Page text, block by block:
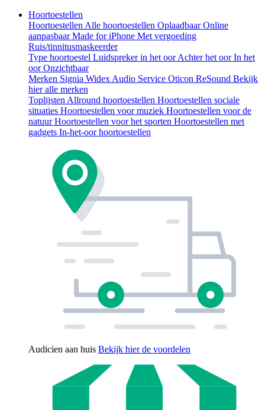
Hoortoestellen
Hoortoestellen Alle hoortoestellen OplaadbaarOnline
aanpasbaarMade for iPhone Met vergoeding
Ruis/tinnitusmaskeerder
Type hoortoestel Luidspreker in het oorAchter het oorIn het
oorOnzichtbaar
Merken Signia Widex Audio Service Oticon ReSound Bekijk
hier alle merken
Toplijsten Allround hoortoestellen Hoortoestellen sociale
situaties Hoortoestellen voor muziek Hoortoestellen voor de
natuurHoortoestellen voor het sporten Hoortoestellen met
gadgets In-het-oor hoortoestellen
Audicien aan huis Bekijk hier de voordelen